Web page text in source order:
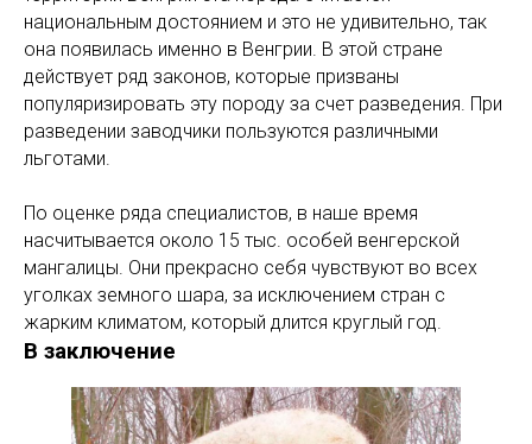
национальным достоянием и это не удивительно, так
она появилась именно в Венгрии. В этой стране
действует ряд законов, которые призваны
популяризировать эту породу за счет разведения. При
разведении заводчики пользуются различными
льготами.
По оценке ряда специалистов, в наше время
насчитывается около 15 тыс. особей венгерской
мангалицы. Они прекрасно себя чувствуют во всех
уголках земного шара, за исключением стран с
жарким климатом, который длится круглый год.
В заключение